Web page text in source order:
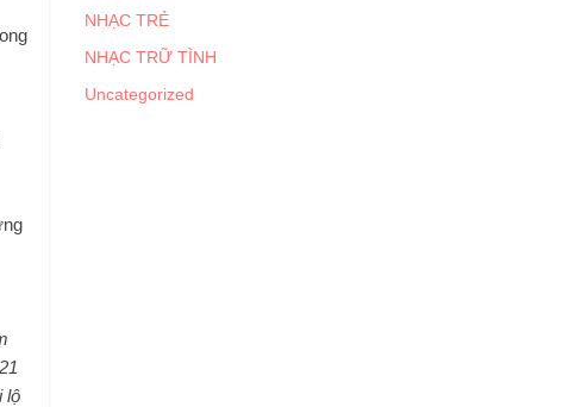
lộ
NHẠC TRẺ
NHẠC TRỮ TÌNH
Uncategorized